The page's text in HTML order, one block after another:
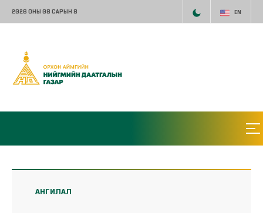
2026 ОНЫ 08 САРЫН 8 EN
АНГИЛАЛ